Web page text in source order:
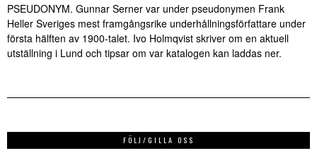
PSEUDONYM. Gunnar Serner var under pseudonymen Frank
Heller Sveriges mest framgångsrike underhållningsförfattare under
första hälften av 1900-talet. Ivo Holmqvist skriver om en aktuell
utställning i Lund och tipsar om var katalogen kan laddas ner.
FÖLJ/GILLA OSS